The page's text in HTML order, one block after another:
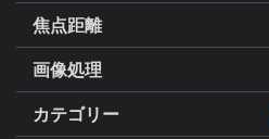
焦点距離
画像処理
カテゴリー